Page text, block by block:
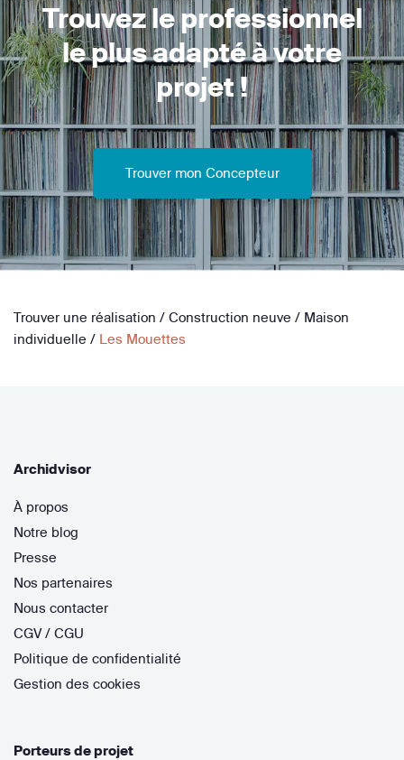
Trouvez le professionnel
le plus adapté à votre
projet !
Trouver mon Concepteur
Trouver une réalisation / Construction neuve / Maison
individuelle / Les Mouettes
Archidvisor
À propos
Notre blog
Presse
Nos partenaires
Nous contacter
CGV / CGU
Politique de confidentialité
Gestion des cookies
Porteurs de projet